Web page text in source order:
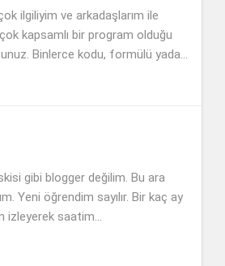
ilgiliyim ve arkadaşlarım ile
kapsamlı bir program olduğu
Binlerce kodu, formülü yada...
gibi blogger değilim. Bu ara
Yeni öğrendim sayılır. Bir kaç ay
saatim...